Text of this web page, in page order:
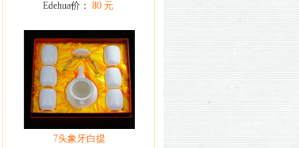
Edehua价： 80 元
7头象牙白提